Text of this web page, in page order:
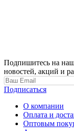
Подпишитесь на
новостей, акций и
Подписаться
О компании
Оплата и
Оптовым